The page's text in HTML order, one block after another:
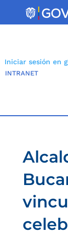
Iniciar sesión en
INTRANET